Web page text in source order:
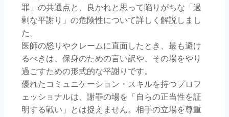
罪」の共通点と、良かれと思って陥りがちな「過
剰な平謝り」の危険性について詳しく解説しまし
た。
医師の怒りやクレームに直面したとき、最も避け
るべきは、保身のための言い訳や、その場をやり
過ごすための形式的な平謝りです。
優れたコミュニケーション・スキルを持つプロフ
ェッショナルは、謝罪の場を「自らの正当性を証
明する戦い」とは捉えません。相手の立場を尊重